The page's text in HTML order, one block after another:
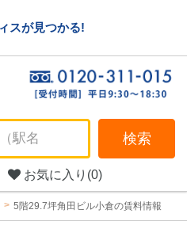
スが見つかる!
検索
お気に入り (0)
5階29.7坪角田ビル小倉の賃料情報